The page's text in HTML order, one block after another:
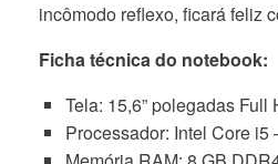
incômodo reflexo, ficará feliz
Ficha técnica do notebook:
Tela: 15,6” polegadas
Processador: Intel Core i5